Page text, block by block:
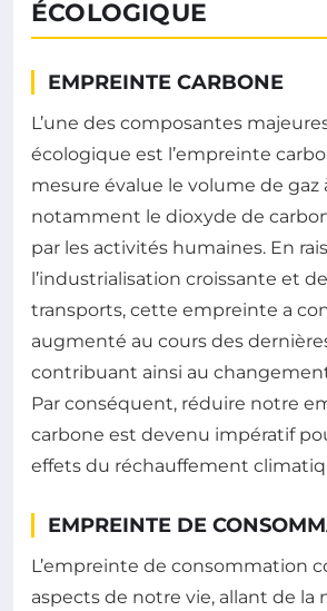
ÉCOLOGIQUE
EMPREINTE CARBONE
L’une des composantes
écologique est l’empreinte
mesure évalue le volume de gaz
notamment le dioxyde de
par les activités humaines. En
l’industrialisation croissante et de
transports, cette empreinte a
augmenté au cours des
contribuant ainsi au
Par conséquent, réduire notre
carbone est devenu impératif
effets du réchauffement
EMPREINTE DE
L’empreinte de consommation
aspects de notre vie, allant de la